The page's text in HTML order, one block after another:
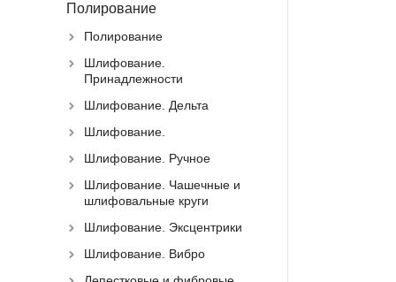
Полирование
Полирование
Шлифование.
Принадлежности
Шлифование. Дельта
Шлифование.
Шлифование. Ручное
Шлифование. Чашечные и
шлифовальные круги
Шлифование. Эксцентрики
Шлифование. Вибро